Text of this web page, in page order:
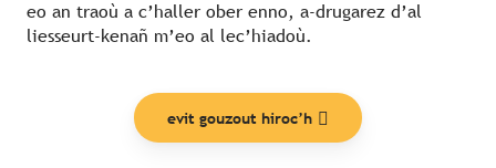
eo an traoù a c’haller ober enno, a-drugarez d’al
liesseurt-kenañ m’eo al lec’hiadoù.
evit gouzout hiroc’h